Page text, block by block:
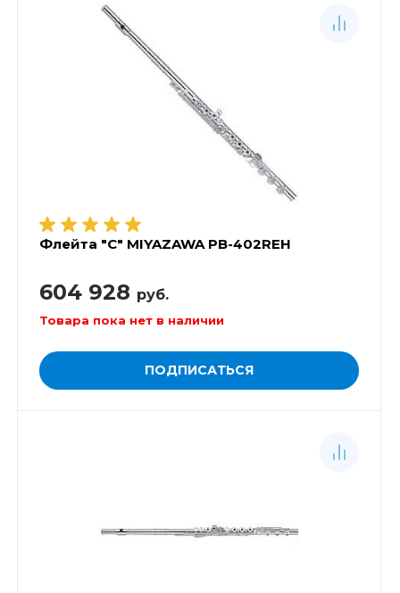
Флейта "C" MIYAZAWA PB-402REH
604 928 руб.
Товара пока нет в наличии
ПОДПИСАТЬСЯ